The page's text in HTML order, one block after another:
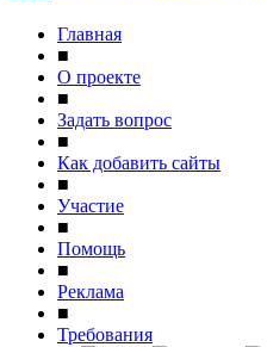
Главная
■
О проекте
■
Задать вопрос
■
Как добавить сайты
■
Участие
■
Помощь
■
Реклама
■
Требования